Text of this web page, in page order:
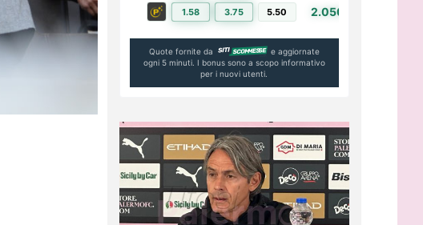
1.58 3.75 5.50 2.050€
Quote fornite da
e aggiornate
ogni 5 minuti. I bonus sono a scopo informativo
per i nuovi utenti.